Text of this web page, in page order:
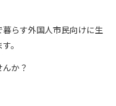
らす外国人市民向けに生
。
か？